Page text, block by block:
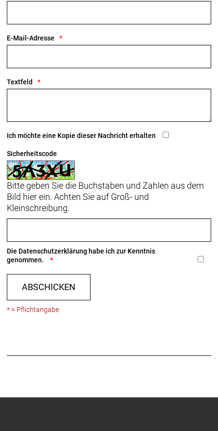
E-Mail-Adresse
Textfeld
Ich möchte eine Kopie dieser Nachricht erhalten
Sicherheitscode
Bitte geben Sie die Buchstaben und Zahlen aus dem
Bild hier ein. Achten Sie auf Groß- und
Kleinschreibung.
Die Datenschutzerklärung habe ich zur Kenntnis
genommen.
ABSCHICKEN
* = Pflichtangabe